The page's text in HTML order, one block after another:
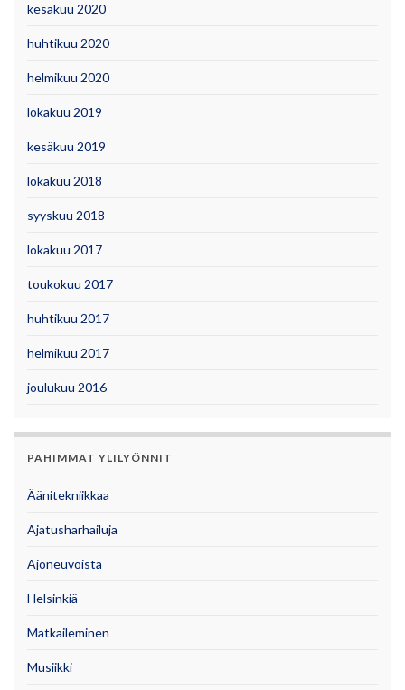
kesäkuu 2020
huhtikuu 2020
helmikuu 2020
lokakuu 2019
kesäkuu 2019
lokakuu 2018
syyskuu 2018
lokakuu 2017
toukokuu 2017
huhtikuu 2017
helmikuu 2017
joulukuu 2016
PAHIMMAT YLILYÖNNIT
Äänitekniikkaa
Ajatusharhailuja
Ajoneuvoista
Helsinkiä
Matkaileminen
Musiikki